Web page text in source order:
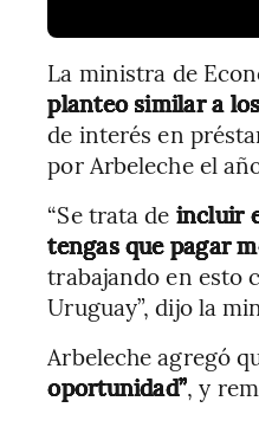
La ministra de
planteo similar a
de interés en
por Arbeleche el
“Se trata de incluir
tengas que pagar
trabajando en esto
Uruguay”, dijo la
Arbeleche agregó
oportunidad”, y